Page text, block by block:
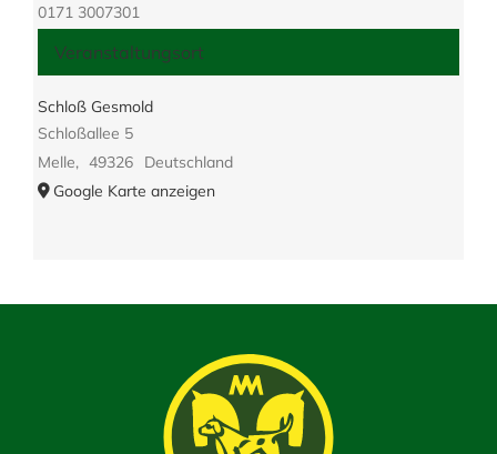
Veranstaltungsort
Schloß Gesmold
Schloßallee 5
Melle, 49326
Deutschland
Google Karte anzeigen
0171 3007301